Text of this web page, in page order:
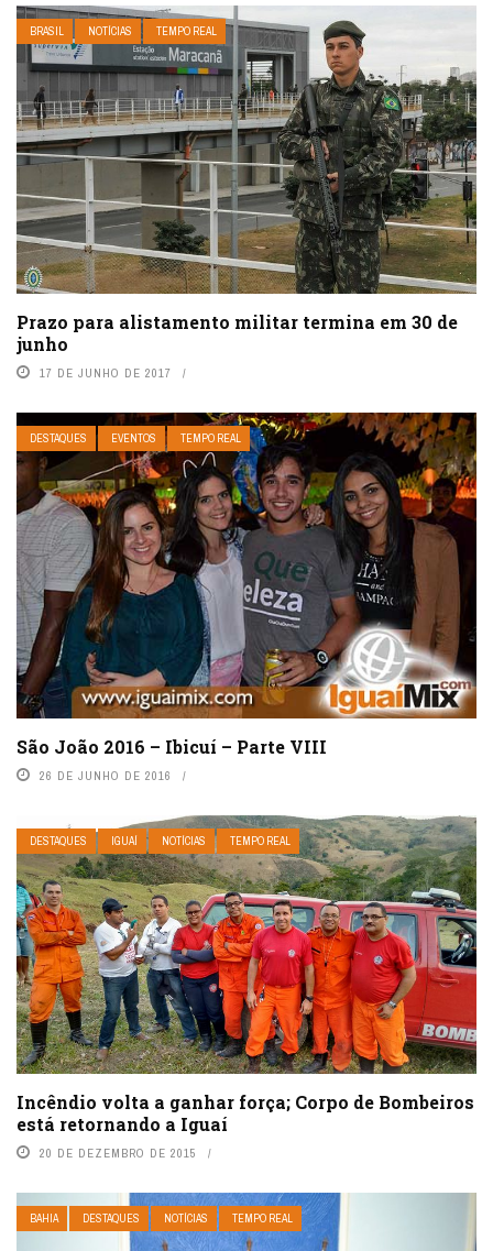
BRASIL NOTÍCIAS TEMPO REAL
Prazo para alistamento militar termina em 30 de
junho
17 DE JUNHO DE 2017
DESTAQUES EVENTOS TEMPO REAL
São João 2016 – Ibicuí – Parte VIII
26 DE JUNHO DE 2016
DESTAQUES IGUAÍ NOTÍCIAS TEMPO REAL
Incêndio volta a ganhar força; Corpo de Bombeiros
está retornando a Iguaí
20 DE DEZEMBRO DE 2015
BAHIA DESTAQUES NOTÍCIAS TEMPO REAL